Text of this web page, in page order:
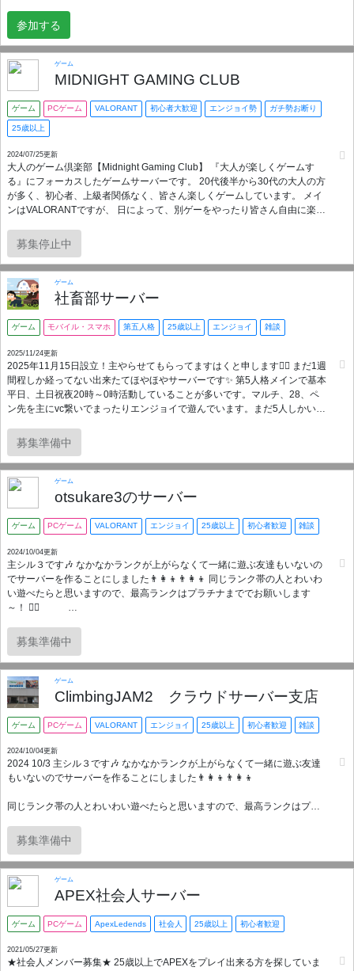
願いいたします！
参加する
ゲーム
MIDNIGHT GAMING CLUB
ゲーム PCゲーム VALORANT 初心者大歓迎 エンジョイ勢 ガチ勢お断り
25歳以上
2024/07/25更新
大人のゲーム倶楽部【Midnight Gaming Club】 『大人が楽しくゲームす
る』にフォーカスしたゲームサーバーです。 20代後半から30代の大人の方
が多く、初心者、上級者関係なく、皆さん楽しくゲームしています。 メイ
ンはVALORANTですが、 日によって、別ゲーをやったり皆さん自由に楽し
は『7days to die』をサーバーメンバーみんなで楽しんでいます。
━━━━━━━━━━━━━━━━━━━━━━━━━━━━ 【参加条件】 ・25歳以上、性別不問
・良識があり、楽しくゲームできる方 ・VCできる方 ・定期的に鯖内のゲ
ーム募集に参加していただける方 運営側で25歳以下および暴言、指示、他
のメンバーが不快になる不適切行動があった場合は 即BANの対象となりま
す。 ※加入後、ゲームへの参加がなかったり、極端に参加率低い方は運営
判断で間引かせて頂きますのでご了承ください。
━━━━━━━━━━━━━━━━━━━━━━━━━━━━ 【活動時間】 平日、週末問わず21:00
頃～スタート 週末は深夜までやっている事が多いです。
━━━━━━━━━━━━━━━━━━━━━━━━━━━━ 【ランク帯について】 Valorantのラン
ク帯はアイアン帯～アセンダント帯までおりますが、 アイアン～ゴールド
帯の低ランクが主となります。 上記理解した上で、ランク帯関係なく楽し
く遊んで頂ける高ランク帯の方も大歓迎です。 迷惑かけるてしまうかもな
ガチ勢の方はお断りしております ━━━━━━━━━━━━━━━━━━━━━━━━━━━━ 【管
ンバー同士の仲が良いです。 身内ノリなどはなく、初めましてでも馴染み
やすい環境だと思います。 退出自由となっておりますので、お気軽にご参
加ください。 サーバーに参加された方は、サーバールールをご一読頂き 簡
単で構いませんので自己紹介をお願いいたします。
募集停止中
ゲーム
社畜部サーバー
ゲーム モバイル・スマホ 第五人格 25歳以上 エンジョイ 雑談
2025/11/24更新
2025年11月15日設立！主やらせてもらってますはくと申します🙇‍♀️ まだ1週
間程しか経ってない出来たてほやほやサーバーです✨️ 第5人格メインで基本
平日、土日祝夜20時～0時活動していることが多いです。マルチ、28、ペ
ン先を主にvc繋いでまったりエンジョイで遊んでいます。まだ5人しかいな
感なく入りやすいと思います😊✨️ 参加について 段位や経験不問、25歳以上
で常識、モラルのある方なら大歓迎です🙆‍♀️ サーバー内ルール(禁止事項) ・
暴言、煽り、指示厨、晒し等の迷惑行為 ・出会い厨、出会いを匂わせる発
言(過去トラブルが多かったので厳しく取り締まします) ・無許可の宣伝、
他のサーバーへの勧誘 ・トラブルを招くような過度な言動、行動、詮索 ※
トラブルを確認次第対処します。何かありましたら主に連絡お願いします
🙇‍♀️ 興味持っていただけた方ご参加お待ちしております🙇‍♀️✨️ ご参加する前に
少しお話したいのでDMお願いします！ haku3362
募集準備中
ゲーム
otsukare3のサーバー
ゲーム PCゲーム VALORANT エンジョイ 25歳以上 初心者歓迎 雑談
2024/10/04更新
主シル３です🎶 なかなかランクが上がらなくて一緒に遊ぶ友達もいないの
でサーバーを作ることにしました👨‍👩‍👦👨‍👩‍👦 同じランク帯の人とわいわ
い遊べたらと思いますので、最高ランクはプラチナまででお願いします
～！ 🙇‍♂️
時間帯は平日20時～24時くらいで土日は予定が合えばいつでも！ 今のメン
バーが25～30歳なので、25歳以上で募集します！ 本当にできたばかりなの
で身内ノリが苦手な方、初めてコミュニティへ入る方も気軽にお声がけく
ださい～😉 サブ垢ユーザーを懸念される方もいると思いますので、”サブ垢
が発覚した””サブ垢の疑惑がある”こういった場合、直接言いづらい場合は
主にDMしていただければ即ご対応いたします！ 今は特にルールなどありま
せんが良識のある言動をお願いします👨‍🎓 Discord omochipan
募集準備中
ゲーム
ClimbingJAM2 クラウドサーバー支店
ゲーム PCゲーム VALORANT エンジョイ 25歳以上 初心者歓迎 雑談
2024/10/04更新
2024 10/3 主シル３です🎶 なかなかランクが上がらなくて一緒に遊ぶ友達
もいないのでサーバーを作ることにしました👨‍👩‍👦👨‍👩‍👦
同じランク帯の人とわいわい遊べたらと思いますので、最高ランクはプラ
時間帯は平日20時～24時くらいで土日は予定が合えばいつでも！ 今のメン
バーが25～30歳なので、25歳以上で募集します！ 本当にできたばかりなの
で身内ノリが苦手な方、初めてコミュニティへ入る方も気軽にお声がけく
ださい～😉 サブ垢ユーザーを懸念される方もいると思いますので、”サブ垢
が発覚した””サブ垢の疑惑がある”こういった場合、直接言いづらい場合は
主にDMしていただければ即ご対応いたします！ 今は特にルールなどありま
せんが良識のある言動をお願いします👨‍🎓 Discord omochipan
募集準備中
ゲーム
APEX社会人サーバー
ゲーム PCゲーム ApexLedends 社会人 25歳以上 初心者歓迎
2021/05/27更新
★社会人メンバー募集★ 25歳以上でAPEXをプレイ出来る方を探していま